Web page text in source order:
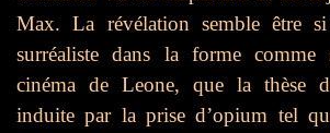
Max. La révélation semble être
surréaliste dans la forme comme
cinéma de Leone, que la thèse
induite par la prise d’opium tel